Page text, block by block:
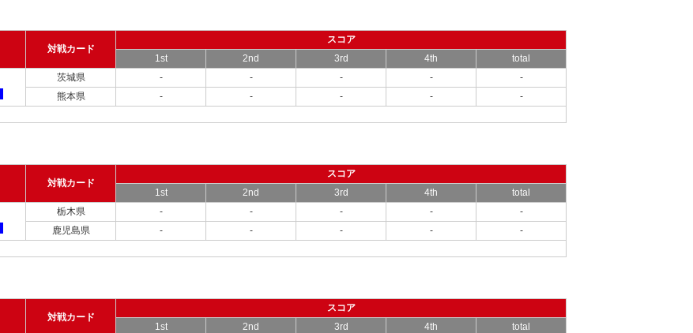
対戦カード
スコア
1st
2nd 3rd 4th total
茨城県 - - - -
-
熊本県
- - - - -
対戦カード
スコア
1st
2nd 3rd 4th total
栃木県 - - - -
-
鹿児島県
- - - - -
対戦カード
スコア
1st
2nd 3rd 4th total